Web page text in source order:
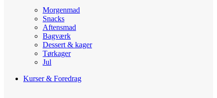
Morgenmad
Snacks
Aftensmad
Bagværk
Dessert & kager
Tørkager
Jul
Kurser & Foredrag